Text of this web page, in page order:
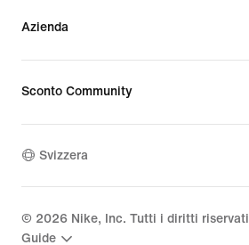
Azienda
Sconto Community
Svizzera
© 2026 Nike, Inc. Tutti i diritti riservati
Guide